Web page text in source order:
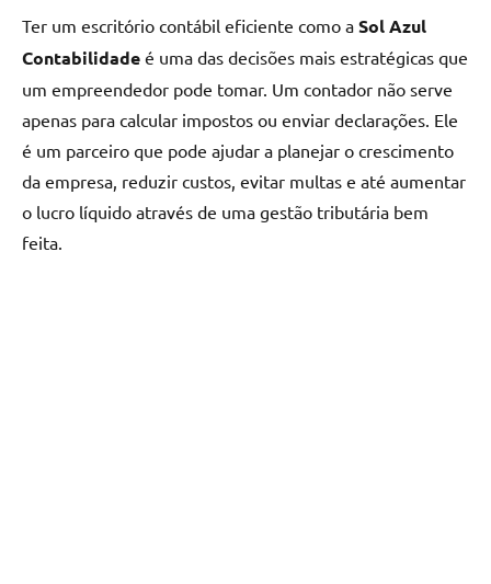
Ter um escritório contábil eficiente como a Sol Azul
Contabilidade é uma das decisões mais estratégicas que
um empreendedor pode tomar. Um contador não serve
apenas para calcular impostos ou enviar declarações. Ele
é um parceiro que pode ajudar a planejar o crescimento
da empresa, reduzir custos, evitar multas e até aumentar
o lucro líquido através de uma gestão tributária bem
feita.